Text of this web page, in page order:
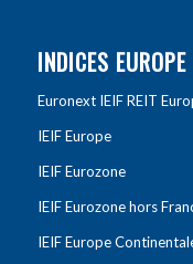
INDICES EUROPE
Euronext IEIF REIT
IEIF Europe
IEIF Eurozone
IEIF Eurozone hors
IEIF Europe